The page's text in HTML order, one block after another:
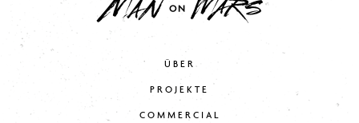
ÜBER
PROJEKTE
COMMERCIAL